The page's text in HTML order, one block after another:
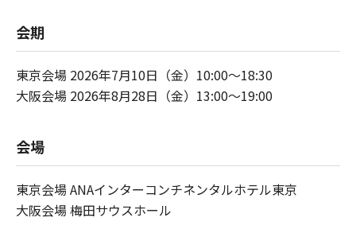
会期
東京会場 2026年7月10日（金）10:00～18:30
大阪会場 2026年8月28日（金）13:00～19:00
会場
東京会場 ANAインターコンチネンタルホテル東京
大阪会場 梅田サウスホール